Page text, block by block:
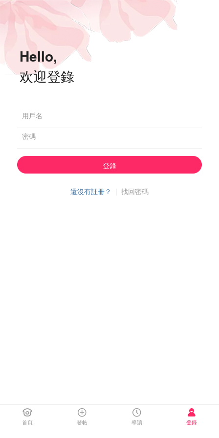
Hello,
欢迎登錄
用戶名
密碼
登錄
還沒有註冊？ | 找回密碼
首頁 發帖 導讀 登錄